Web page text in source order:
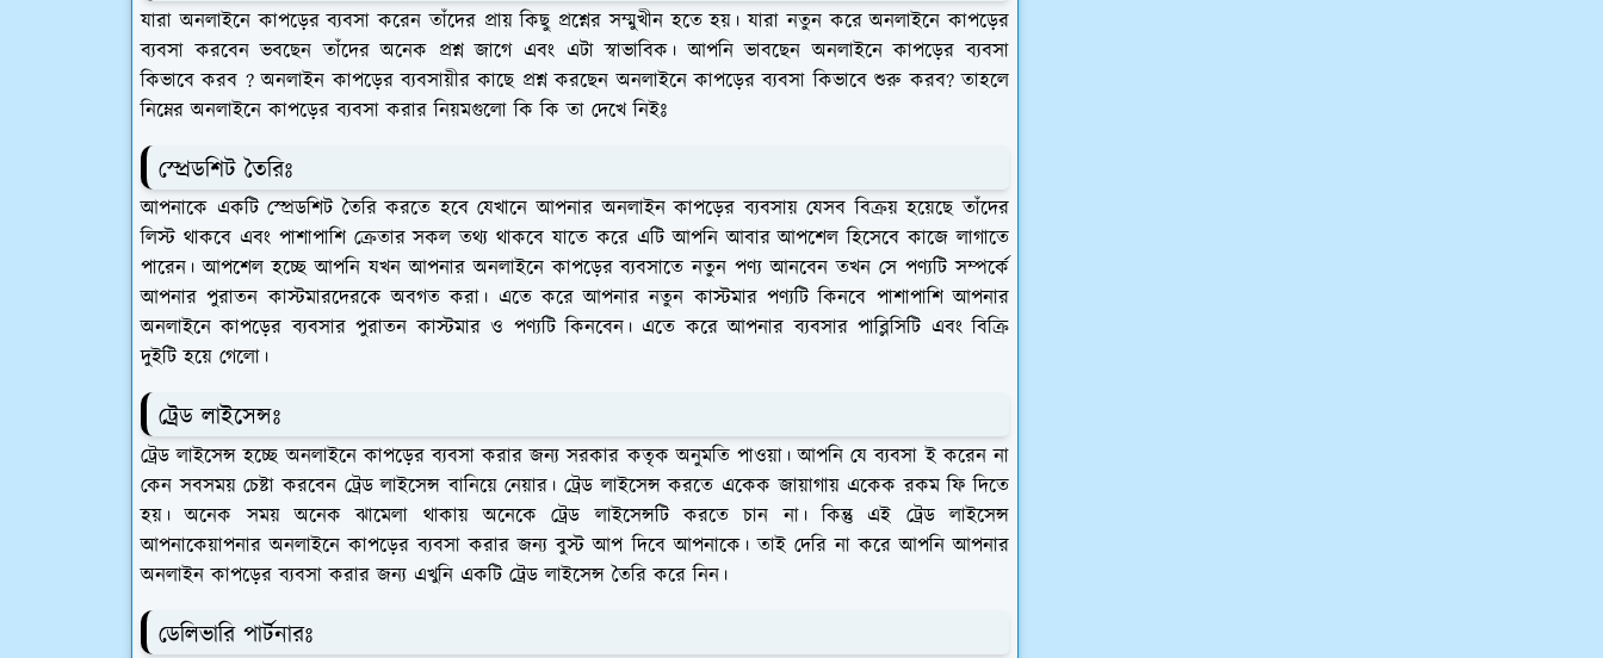
যারা অনলাইনে কাপড়ের ব্যবসা করেন তাঁদের প্রায় কিছু প্রশ্নের সম্মুখীন হতে হয়। যারা নতুন করে অনলাইনে কাপড়ের
ব্যবসা করবেন ভবছেন তাঁদের অনেক প্রশ্ন জাগে এবং এটা স্বাভাবিক। আপনি ভাবছেন অনলাইনে কাপড়ের ব্যবসা
কিভাবে করব ? অনলাইন কাপড়ের ব্যবসায়ীর কাছে প্রশ্ন করছেন অনলাইনে কাপড়ের ব্যবসা কিভাবে শুরু করব? তাহলে
নিম্নের অনলাইনে কাপড়ের ব্যবসা করার নিয়মগুলো কি কি তা দেখে নিইঃ
স্প্রেডশিট তৈরিঃ
আপনাকে একটি স্প্রেডশিট তৈরি করতে হবে যেখানে আপনার অনলাইন কাপড়ের ব্যবসায় যেসব বিক্রয় হয়েছে তাঁদের
লিস্ট থাকবে এবং পাশাপাশি ক্রেতার সকল তথ্য থাকবে যাতে করে এটি আপনি আবার আপশেল হিসেবে কাজে লাগাতে
পারেন। আপশেল হচ্ছে আপনি যখন আপনার অনলাইনে কাপড়ের ব্যবসাতে নতুন পণ্য আনবেন তখন সে পণ্যটি সম্পর্কে
আপনার পুরাতন কাস্টমারদেরকে অবগত করা। এতে করে আপনার নতুন কাস্টমার পণ্যটি কিনবে পাশাপাশি আপনার
অনলাইনে কাপড়ের ব্যবসার পুরাতন কাস্টমার ও পণ্যটি কিনবেন। এতে করে আপনার ব্যবসার পাব্লিসিটি এবং বিক্রি
দুইটি হয়ে গেলো।
ট্রেড লাইসেন্সঃ
ট্রেড লাইসেন্স হচ্ছে অনলাইনে কাপড়ের ব্যবসা করার জন্য সরকার কতৃক অনুমতি পাওয়া। আপনি যে ব্যবসা ই করেন না
কেন সবসময় চেষ্টা করবেন ট্রেড লাইসেন্স বানিয়ে নেয়ার। ট্রেড লাইসেন্স করতে একেক জায়াগায় একেক রকম ফি দিতে
হয়। অনেক সময় অনেক ঝামেলা থাকায় অনেকে ট্রেড লাইসেন্সটি করতে চান না। কিন্তু এই ট্রেড লাইসেন্স
আপনাকেয়াপনার অনলাইনে কাপড়ের ব্যবসা করার জন্য বুস্ট আপ দিবে আপনাকে। তাই দেরি না করে আপনি আপনার
অনলাইন কাপড়ের ব্যবসা করার জন্য এখুনি একটি ট্রেড লাইসেন্স তৈরি করে নিন।
ডেলিভারি পার্টনারঃ